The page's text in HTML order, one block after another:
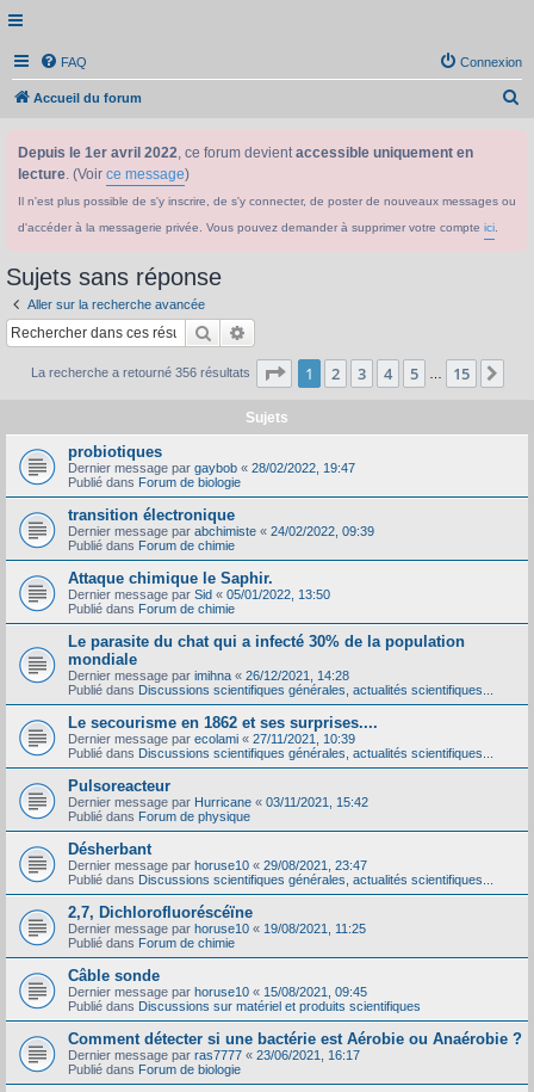
FAQ Connexion
Accueil du forum
Depuis le 1er avril 2022, ce forum devientaccessible uniquement en
lecture. (Voir ce message)
Il n'est plus possible de s'y inscrire, de s'y connecter, de poster de nouveaux messages ou
d'accéder à la messagerie privée. Vous pouvez demander à supprimer votre compte ici
Sujets sans réponse
Aller sur la recherche avancée
Rechercher
La recherche a retourné 356 résultats Page 1sur15
1 2 3 4 5 15
Sujets
probiotiques
Dernier message par gaybob « 28/02/2022, 19:47
Publié dans Forum de biologie
transition électronique
Dernier message par abchimiste « 24/02/2022, 09:39
Publié dans Forum de chimie
Attaque chimique le Saphir.
Dernier message par Sid « 05/01/2022, 13:50
Publié dans Forum de chimie
Le parasite du chat qui a infecté 30% de la population
mondiale
Dernier message par imihna « 26/12/2021, 14:28
Publié dans Discussions scientifiques générales, actualités scientifiques...
Le secourisme en 1862 et ses surprises....
Dernier message par ecolami « 27/11/2021, 10:39
Publié dans Discussions scientifiques générales, actualités scientifiques...
Pulsoreacteur
Dernier message par Hurricane « 03/11/2021, 15:42
Publié dans Forum de physique
Désherbant
Dernier message par horuse10 « 29/08/2021, 23:47
Publié dans Discussions scientifiques générales, actualités scientifiques...
2,7, Dichlorofluoréscéïne
Dernier message par horuse10 « 19/08/2021, 11:25
Publié dans Forum de chimie
Câble sonde
Dernier message par horuse10 « 15/08/2021, 09:45
Publié dans Discussions sur matériel et produits scientifiques
Comment détecter si une bactérie est Aérobie ou Anaérobie ?
Dernier message par ras7777 « 23/06/2021, 16:17
Publié dans Forum de biologie